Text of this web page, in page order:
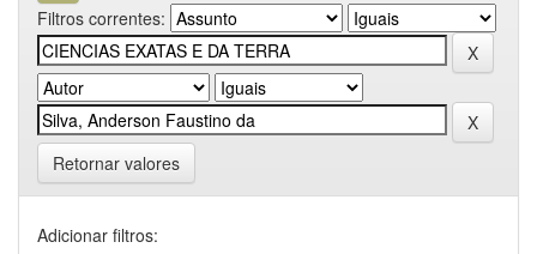
Filtros correntes:
Retornar valores
Adicionar filtros: